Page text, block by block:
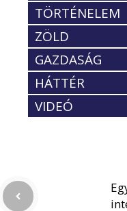
TÖRTÉNELEM
ZÖLD
GAZDASÁG
HÁTTÉR
VIDEÓ